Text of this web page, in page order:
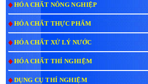
HÓA CHẤT NÔNG NGHIỆP
HÓA CHẤT THỰC PHẨM
HÓA CHẤT XỬ LÝ NƯỚC
HÓA CHẤT THÍ NGHIỆM
DỤNG CỤ THÍ NGHIỆM